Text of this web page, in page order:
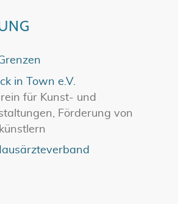
in Town e.V.
für Kunst- und
Förderung von